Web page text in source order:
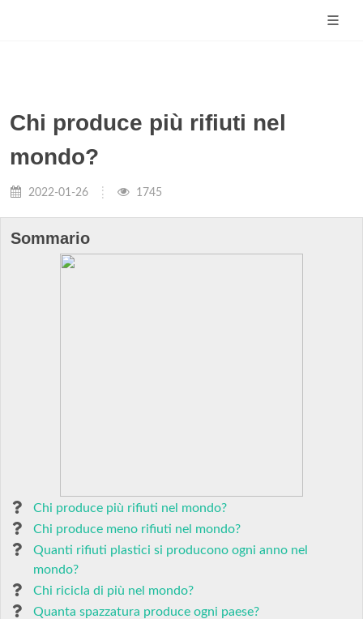
Chi produce più rifiuti nel
mondo?
2022-01-26 1745
Sommario
Chi produce più rifiuti nel mondo?
Chi produce meno rifiuti nel mondo?
Quanti rifiuti plastici si producono ogni anno nel
mondo?
Chi ricicla di più nel mondo?
Quanta spazzatura produce ogni paese?